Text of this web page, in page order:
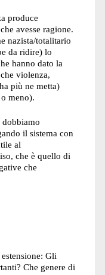
produce
avesse ragione.
nazista/totalitario
da ridire) lo
hanno dato la
violenza,
più ne metta)
meno).
dobbiamo
il sistema con
al
che è quello di
che
Gli
Che genere di